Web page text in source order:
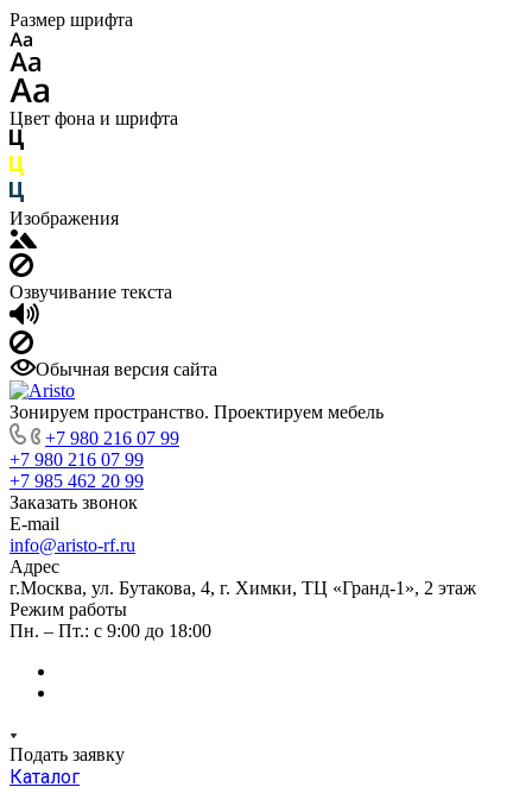
Размер шрифта
Цвет фона и шрифта
Изображения
Озвучивание текста
Обычная версия сайта
Зонируем пространство. Проектируем мебель
+7 980 216 07 99
+7 980 216 07 99
+7 985 462 20 99
Заказать звонок
E-mail
info@aristo-rf.ru
Адрес
г.Москва, ул. Бутакова, 4, г. Химки, ТЦ «Гранд-1», 2 этаж
Режим работы
Пн. – Пт.: с 9:00 до 18:00
Подать заявку
Каталог